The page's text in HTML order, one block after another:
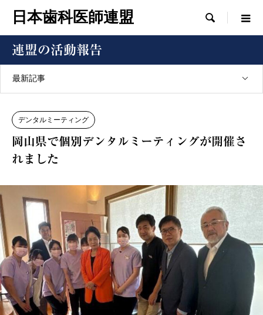
日本歯科医師連盟 
連盟の活動報告
最新記事
デンタルミーティング
岡山県で個別デンタルミーティングが開催さ
れました